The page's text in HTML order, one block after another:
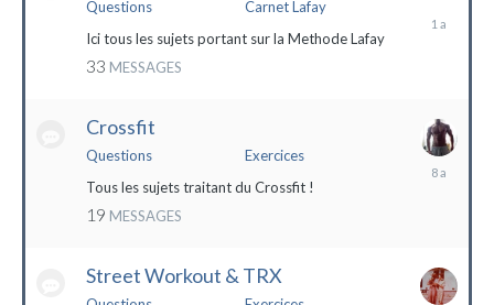
Questions
Carnet Lafay
Ici tous les sujets portant sur la Methode Lafay
33 MESSAGES
2023
Crossfit
Questions
Exercices
Tous les sujets traitant du Crossfit !
19 MESSAGES
27
Street Workout & TRX